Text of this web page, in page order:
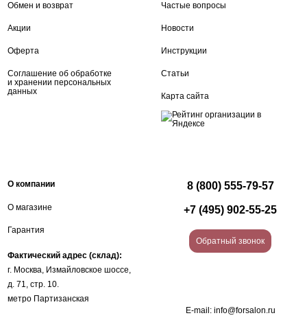
Обмен и возврат
Акции
Оферта
Соглашение об обработке
и хранении персональных
данных
Частые вопросы
Новости
Инструкции
Статьи
Карта сайта
О компании
О магазине
Гарантия
Фактический адрес (склад):
г. Москва, Измайловское шоссе,
д. 71, стр. 10.
метро Партизанская
8 (800) 555-79-57
+7 (495) 902-55-25
Обратный звонок
E-mail: info@forsalon.ru